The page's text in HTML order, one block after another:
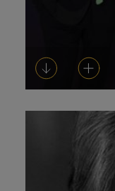
DescargarAñadir al carrito